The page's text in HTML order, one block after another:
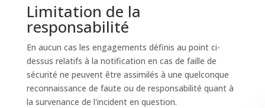
Limitation de la
responsabilité
En aucun cas les engagements définis au point ci-
dessus relatifs à la notification en cas de faille de
sécurité ne peuvent être assimilés à une quelconque
reconnaissance de faute ou de responsabilité quant à
la survenance de l'incident en question.